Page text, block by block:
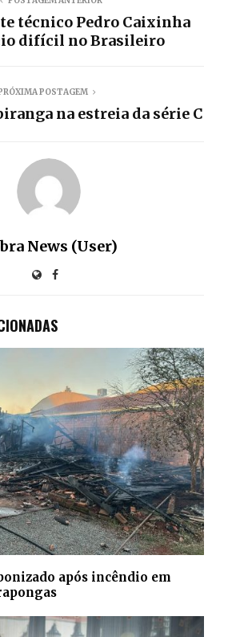
técnico Pedro Caixinha
difícil no Brasileiro
POSTAGEM
na estreia da série C
News (User)
após incêndio em